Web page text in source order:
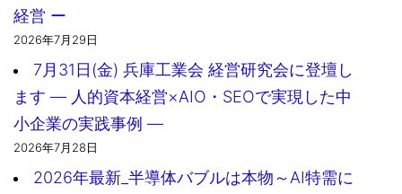
経営 ー
2026年7月29日
7月31日(金) 兵庫工業会 経営研究会に登壇し
ます ― 人的資本経営×AIO・SEOで実現した中
小企業の実践事例 ―
2026年7月28日
2026年最新_半導体バブルは本物～AI特需に